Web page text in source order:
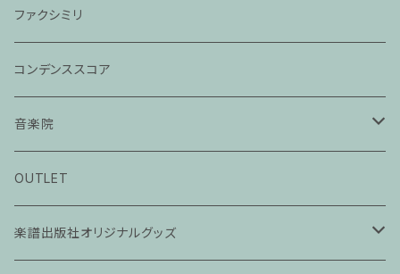
ファクシミリ
コンデンススコア
音楽院
ピアノ科３０分レッスン
ピアノ科４５分レッスン
OUTLET
楽譜出版社オリジナルグッズ